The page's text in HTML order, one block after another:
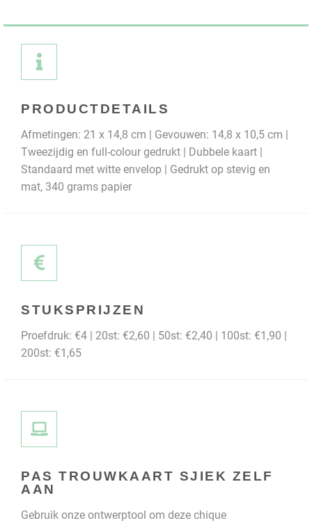
PRODUCTDETAILS
Afmetingen: 21 x 14,8 cm | Gevouwen: 14,8 x 10,5 cm |
Tweezijdig en full-colour gedrukt | Dubbele kaart |
Standaard met witte envelop | Gedrukt op stevig en
mat, 340 grams papier
STUKSPRIJZEN
Proefdruk: €4 | 20st: €2,60 | 50st: €2,40 | 100st: €1,90 |
200st: €1,65
PAS TROUWKAART SJIEK ZELF
AAN
Gebruik onze ontwerptool om deze chique